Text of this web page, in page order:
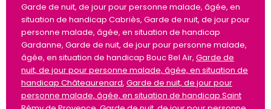
Garde de nuit, de jour pour personne malade, âgée, en
situation de handicap Cabriès, Garde de nuit, de jour pour
personne malade, âgée, en situation de handicap
Gardanne, Garde de nuit, de jour pour personne malade,
âgée, en situation de handicap Bouc Bel Air, Garde de
nuit, de jour pour personne malade, âgée, en situation de
handicap Châteaurenard, Garde de nuit, de jour pour
personne malade, âgée, en situation de handicap Saint